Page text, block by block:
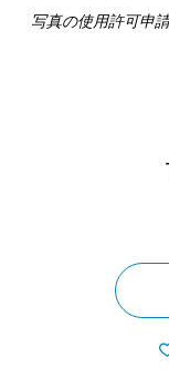
写真の使用許可申